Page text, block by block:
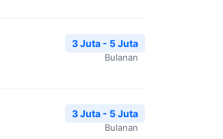
3 Juta - 5 Juta
Bulanan
3 Juta - 5 Juta
Bulanan